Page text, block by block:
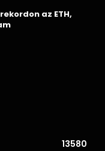
az ETH,
13580